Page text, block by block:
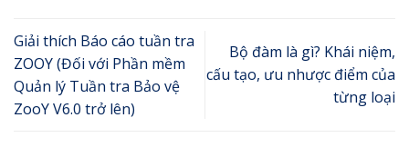
Giải thích Báo cáo tuần tra
ZOOY (Đối với Phần mềm
Quản lý Tuần tra Bảo vệ
ZooY V6.0 trở lên)
Bộ đàm là gì? Khái niệm,
cấu tạo, ưu nhược điểm của
từng loại